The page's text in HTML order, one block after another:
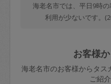
海老名市では、平日9時
利用が少ないです。
お客様
海老名市のお客様からタス
ご紹